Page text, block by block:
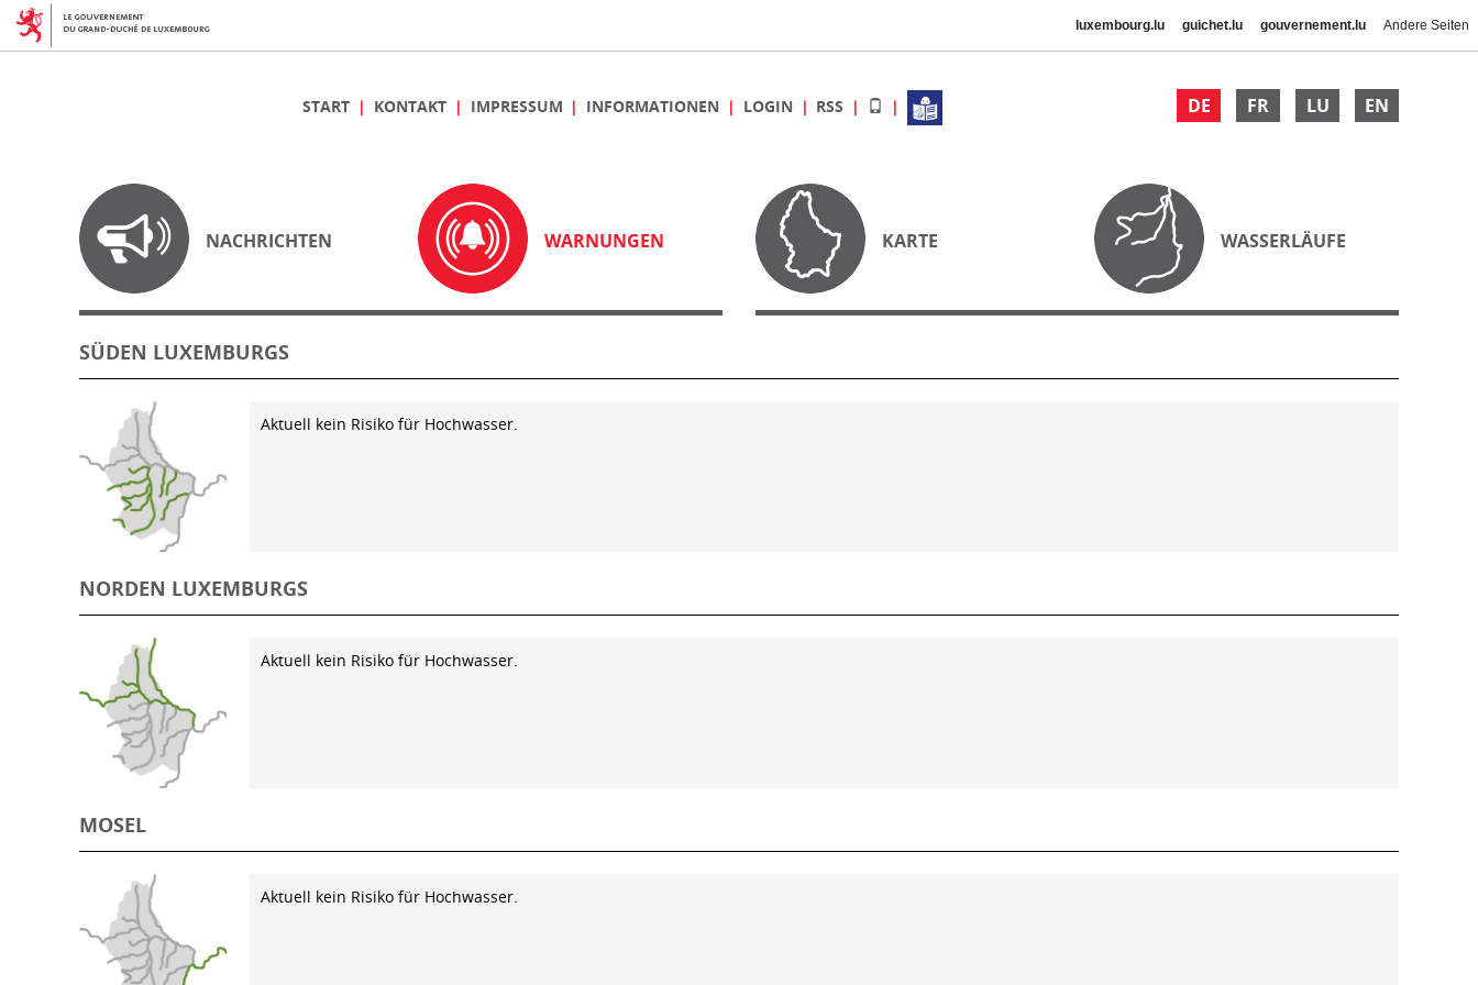
luxembourg.lu guichet.lu gouvernement.lu Andere Seiten
DE FR LU EN
START KONTAKT IMPRESSUM INFORMATIONEN LOGIN RSS
NACHRICHTEN WARNUNGEN KARTE WASSERLÄUFE
SÜDEN LUXEMBURGS
Aktuell kein Risiko für Hochwasser.
NORDEN LUXEMBURGS
Aktuell kein Risiko für Hochwasser.
MOSEL
Aktuell kein Risiko für Hochwasser.